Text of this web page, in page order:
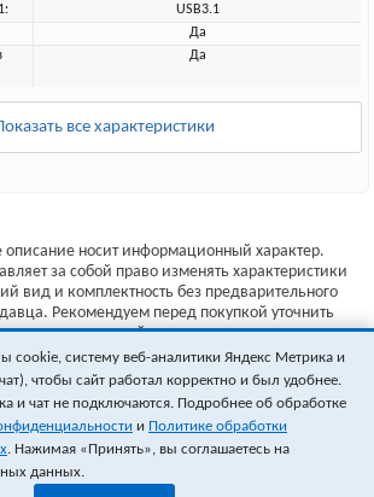
USB3.1
Да
Да
все характеристики
описание носит информационный характер.
за собой право изменять характеристики
вид и комплектность без предварительного
Рекомендуем перед покупкой уточнить
товара на сайте производителя.
являются публичной офертой (ст.435 ГК РФ).
наличие товара уточняйте у менеджера.
cookie, систему веб-аналитики Яндекс Метрика и
чтобы сайт работал корректно и был удобнее.
и чат не подключаются. Подробнее об обработке
и Политике обработки
. Нажимая «Принять», вы соглашаетесь на
данных.